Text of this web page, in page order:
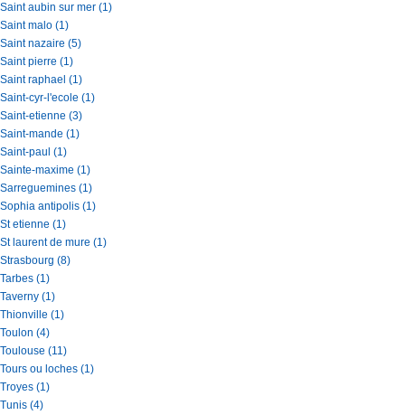
Saint aubin sur mer (1)
Saint malo (1)
Saint nazaire (5)
Saint pierre (1)
Saint raphael (1)
Saint-cyr-l'ecole (1)
Saint-etienne (3)
Saint-mande (1)
Saint-paul (1)
Sainte-maxime (1)
Sarreguemines (1)
Sophia antipolis (1)
St etienne (1)
St laurent de mure (1)
Strasbourg (8)
Tarbes (1)
Taverny (1)
Thionville (1)
Toulon (4)
Toulouse (11)
Tours ou loches (1)
Troyes (1)
Tunis (4)